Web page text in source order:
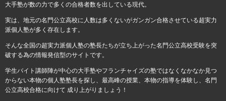
大手塾が数の力で多くの合格者数を出している現代。
実は、地元の名門公立高校に人数は多くないがガンガン合格させている超実力
派個人塾が多く存在します。
そんな全国の超実力派個人塾の塾長たちが立ち上がった名門公立高校受験を突
破する為の情報発信型のサイトです。
学生バイト講師陣が中心の大手塾やフランチャイズの塾ではなくなかなか見つ
からない本物の個人塾塾長を探し、最高峰の授業、本物の指導を体験し、名門
公立高校合格に向けて 成り上がりましょう！